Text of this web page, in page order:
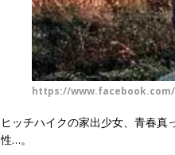
https://
ヒッチハイクの家出少女、青春真
性…。